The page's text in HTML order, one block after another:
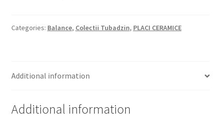
Categories: Balance, Colectii Tubadzin, PLACI CERAMICE
Additional information
Additional information